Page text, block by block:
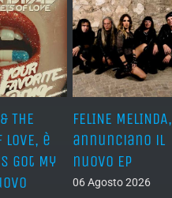
THE
LOVE, è
Got My
FELINE MELINDA,
annunciano il
nuovo EP
06 Agosto 2026